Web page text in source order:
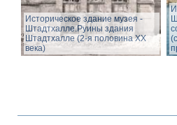
Историческое здание музея -
Штадтхалле.Руины здания
Штадтхалле (2-я половина ХХ
века)